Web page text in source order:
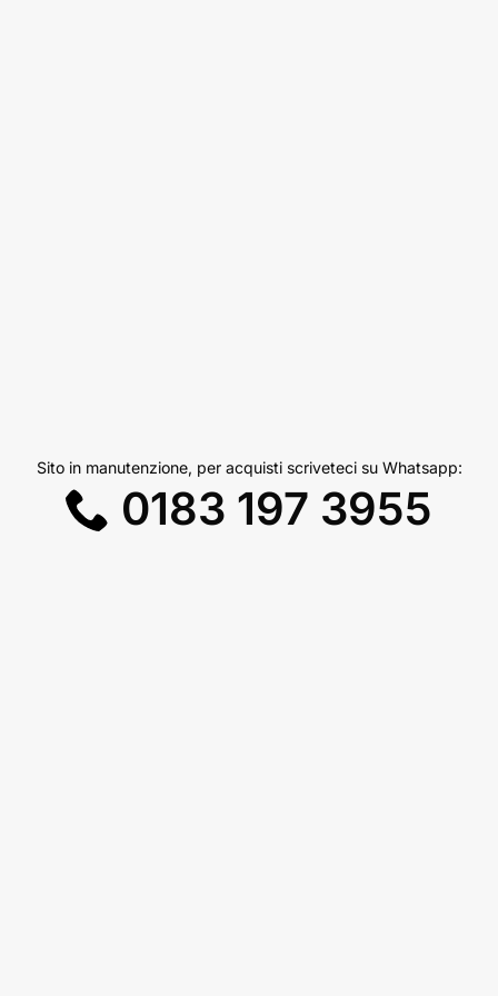
Sito in manutenzione, per acquisti scriveteci su Whatsapp:
0183 197 3955